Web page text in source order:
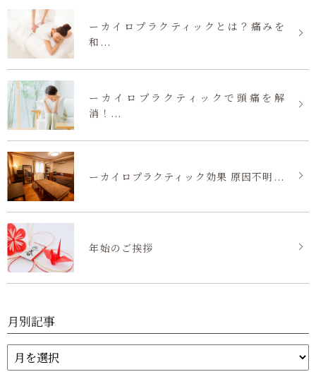
ーカイロプラクティックとは？痛みを
和...
ーカイロプラクティックで頭痛を解
消！...
ーカイロプラクティック効果 原因不明...
年始のご挨拶
月別記事